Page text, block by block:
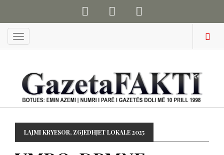
Menu
LAJMI KRYESOR, ZGJEDHJET LOKALE 2025